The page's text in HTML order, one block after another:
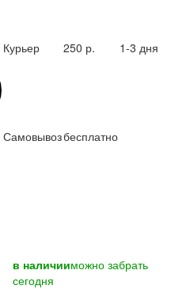
Курьер 250 р. 1-3 дня
Самовывозбесплатно
в наличииможно забрать
сегодня